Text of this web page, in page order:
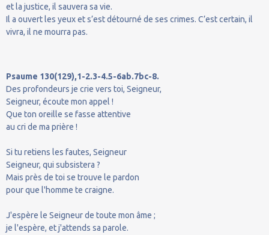
et la justice, il sauvera sa vie.
Il a ouvert les yeux et s’est détourné de ses crimes. C’est certain, il
vivra, il ne mourra pas.
Psaume 130(129),1-2.3-4.5-6ab.7bc-8.
Des profondeurs je crie vers toi, Seigneur,
Seigneur, écoute mon appel !
Que ton oreille se fasse attentive
au cri de ma prière !
Si tu retiens les fautes, Seigneur
Seigneur, qui subsistera ?
Mais près de toi se trouve le pardon
pour que l'homme te craigne.
J'espère le Seigneur de toute mon âme ;
je l'espère, et j'attends sa parole.